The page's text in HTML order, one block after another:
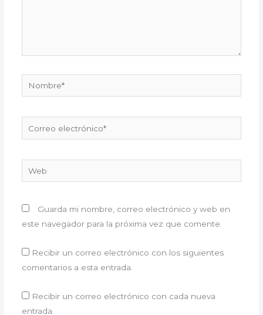
Nombre*
electrónico*
Guarda mi nombre, correo electrónico y web en
este navegador para la próxima vez que comente.
Recibir un correo electrónico con los siguientes
comentarios a esta entrada.
Recibir un correo electrónico con cada nueva
entrada.